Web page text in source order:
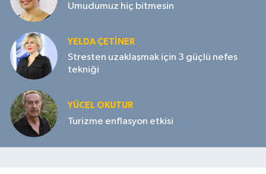
Umudumuz hiç bitmesin
YELDA ÇETİNER
Stresten uzaklaşmak için 3 güçlü nefes
tekniği
YÜCEL OKUTUR
Turizme enflasyon etkisi